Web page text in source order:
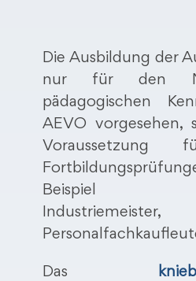
Die Ausbildung der
nur für den
pädagogischen
AEVO vorgesehen,
Voraussetzung
Beispiel
Industriemeister,
Das